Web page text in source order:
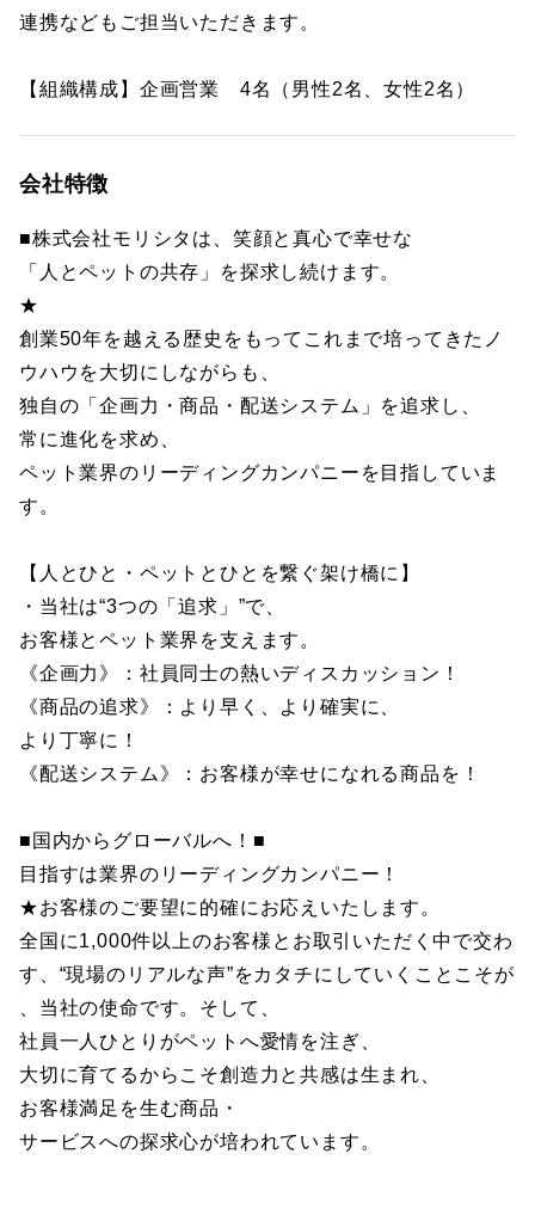
連携などもご担当いただきます。
【組織構成】企画営業 4名（男性2名、女性2名）
会社特徴
■株式会社モリシタは、笑顔と真心で幸せな
「人とペットの共存」を探求し続けます。
★
創業50年を越える歴史をもってこれまで培ってきたノ
ウハウを大切にしながらも、
独自の「企画力・商品・配送システム」を追求し、
常に進化を求め、
ペット業界のリーディングカンパニーを目指していま
す。
【人とひと・ペットとひとを繋ぐ架け橋に】
・当社は“3つの「追求」”で、
お客様とペット業界を支えます。
《企画力》：社員同士の熱いディスカッション！
《商品の追求》：より早く、より確実に、
より丁寧に！
《配送システム》：お客様が幸せになれる商品を！
■国内からグローバルへ！■
目指すは業界のリーディングカンパニー！
★お客様のご要望に的確にお応えいたします。
全国に1,000件以上のお客様とお取引いただく中で交わ
す、“現場のリアルな声”をカタチにしていくことこそが
、当社の使命です。そして、
社員一人ひとりがペットへ愛情を注ぎ、
大切に育てるからこそ創造力と共感は生まれ、
お客様満足を生む商品・
サービスへの探求心が培われています。